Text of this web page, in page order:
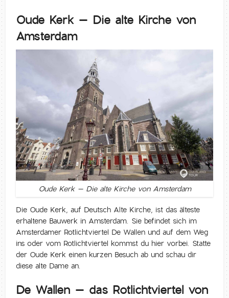
Oude Kerk – Die alte Kirche von
Amsterdam
Oude Kerk – Die alte Kirche von Amsterdam
Die Oude Kerk, auf Deutsch Alte Kirche, ist das älteste
erhaltene Bauwerk in Amsterdam. Sie befindet sich im
Amsterdamer Rotlichtviertel De Wallen und auf dem Weg
ins oder vom Rotlichtviertel kommst du hier vorbei. Statte
der Oude Kerk einen kurzen Besuch ab und schau dir
diese alte Dame an.
De Wallen – das Rotlichtviertel von